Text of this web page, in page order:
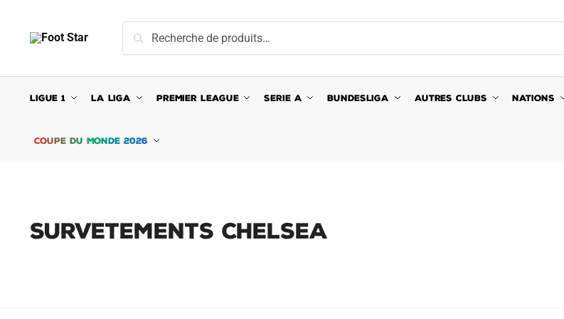
navigation
content
pour :
Recherche
LIGUE 1 LA LIGA PREMIER LEAGUE SERIE A BUNDESLIGA AUTRES CLUBS NATIONS
COUPE DU MONDE 2026
SURVETEMENTS CHELSEA